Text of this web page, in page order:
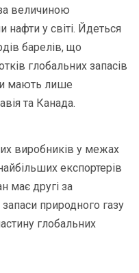
величиною
у світі. Йдеться
барелів, що
глобальних запасів
мають лише
та Канада.
виробників у межах
експортерів
має другі за
природного газу
глобальних